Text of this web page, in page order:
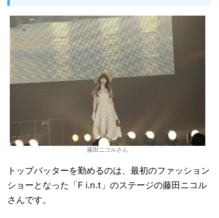
藤田ニコルさん
トップバッターを勤めるのは、 最初のファッション
ショーとなった「F i.n.t」のステージの藤田ニコル
さんです。